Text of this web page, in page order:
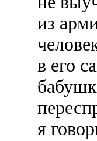
из
в его
я